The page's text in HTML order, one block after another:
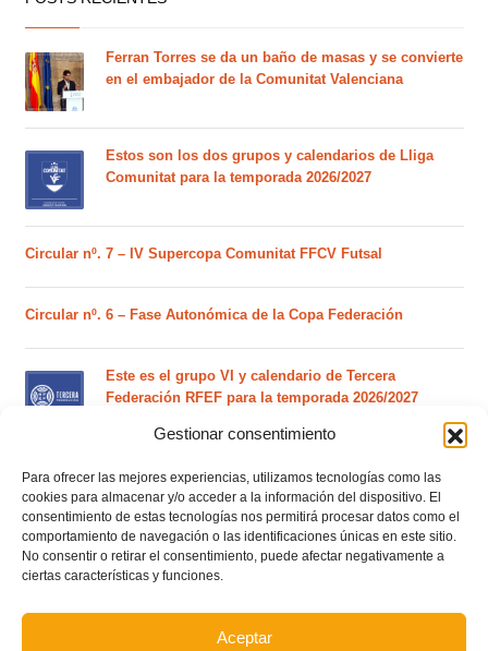
Gestionar consentimiento
Para ofrecer las mejores experiencias, utilizamos tecnologías como las
cookies para almacenar y/o acceder a la información del dispositivo. El
consentimiento de estas tecnologías nos permitirá procesar datos como el
comportamiento de navegación o las identificaciones únicas en este sitio.
No consentir o retirar el consentimiento, puede afectar negativamente a
ciertas características y funciones.
Aceptar
Ferran Torres se da un baño de masas y se convierte
en el embajador de la Comunitat Valenciana
Estos son los dos grupos y calendarios de Lliga
Comunitat para la temporada 2026/2027
Circular nº. 7 – IV Supercopa Comunitat FFCV Futsal
Circular nº. 6 – Fase Autonómica de la Copa Federación
Este es el grupo VI y calendario de Tercera
Federación RFEF para la temporada 2026/2027
Este es el grupo de la Lliga Autonòmica Juvenil de
fútbol sala de la temporada 2026/2027
El calendario del grupo VI de Tercera Federación
martes 4 de agosto